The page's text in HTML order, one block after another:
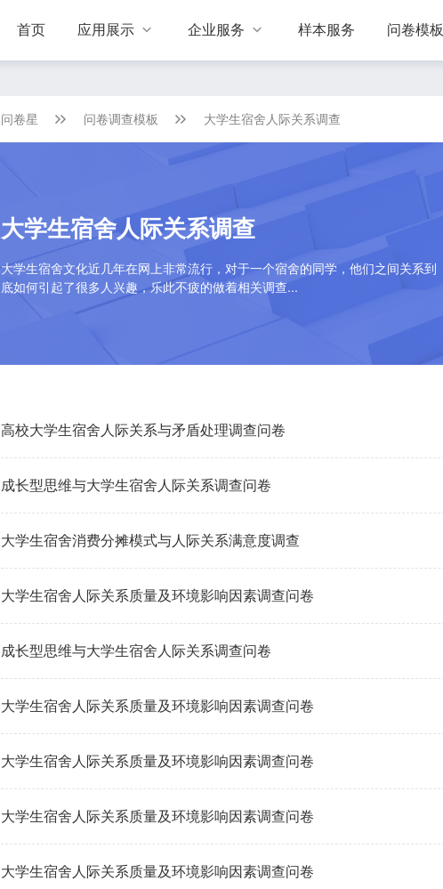
首页 应用展示  企业服务  样本服务 问卷模板
问卷星 问卷调查模板 大学生宿舍人际关系调查
大学生宿舍人际关系调查
大学生宿舍文化近几年在网上非常流行，对于一个宿舍的同学，他们之间关系到
底如何引起了很多人兴趣，乐此不疲的做着相关调查...
高校大学生宿舍人际关系与矛盾处理调查问卷
成长型思维与大学生宿舍人际关系调查问卷
大学生宿舍消费分摊模式与人际关系满意度调查
大学生宿舍人际关系质量及环境影响因素调查问卷
成长型思维与大学生宿舍人际关系调查问卷
大学生宿舍人际关系质量及环境影响因素调查问卷
大学生宿舍人际关系质量及环境影响因素调查问卷
大学生宿舍人际关系质量及环境影响因素调查问卷
大学生宿舍人际关系质量及环境影响因素调查问卷